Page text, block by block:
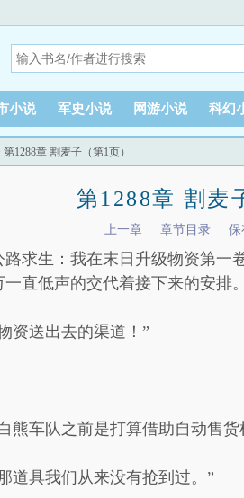
小说 军史小说 网游小说 科幻
第1288章 割麦子（第1页）
第1288章 割麦
上一章 章节目录 保
求生：我在末日升级物资第一
直低声的交代着接下来的安排。
资送出去的渠道！”
熊车队之前是打算借助自动售
道具我们从来没有抢到过。”